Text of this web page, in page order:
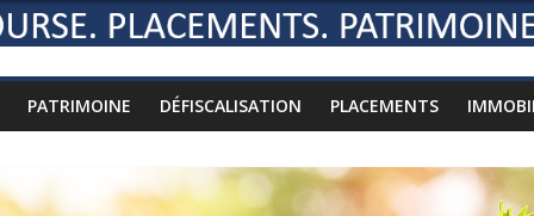
PATRIMOINE DÉFISCALISATION PLACEMENTS